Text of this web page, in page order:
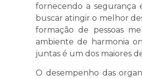
fornecendo a segurança
buscar atingir o melhor
formação de pessoas
ambiente de harmonia
juntas é um dos maiores
O desempenho das